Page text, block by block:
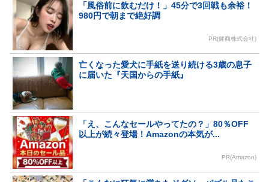
「風俗前に飲むだけ！」45分で3回戦も余裕！
980円で朝まで絶好調
PR(健商株式会社)
亡くなった愛犬に手紙を送り続ける3歳の息子
に届いた『天国からの手紙』
「え、こんなセールやってたの？」80％OFF
以上が続々登場！Amazonの本気が...
PR(Amazon)